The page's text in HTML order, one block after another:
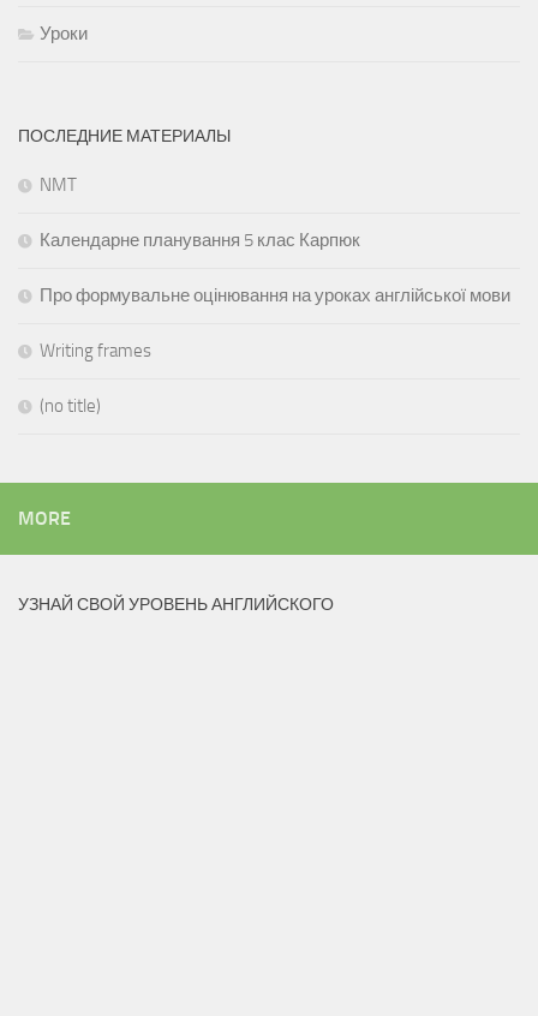
Уроки
ПОСЛЕДНИЕ МАТЕРИАЛЫ
NMT
Календарне планування 5 клас Карпюк
Про формувальне оцінювання на уроках англійської мови
Writing frames
(no title)
MORE
УЗНАЙ СВОЙ УРОВЕНЬ АНГЛИЙСКОГО